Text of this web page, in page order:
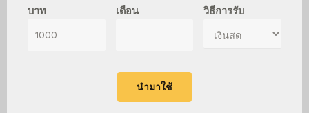
บาท เดือน วิธีการรับ
นำมาใช้